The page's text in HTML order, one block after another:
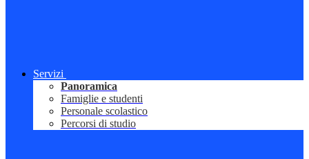
Servizi
Panoramica
Famiglie e studenti
Personale scolastico
Percorsi di studio